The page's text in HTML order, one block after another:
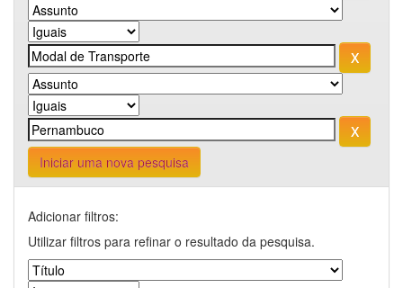
Iniciar uma nova pesquisa
Adicionar filtros:
Utilizar filtros para refinar o resultado da pesquisa.